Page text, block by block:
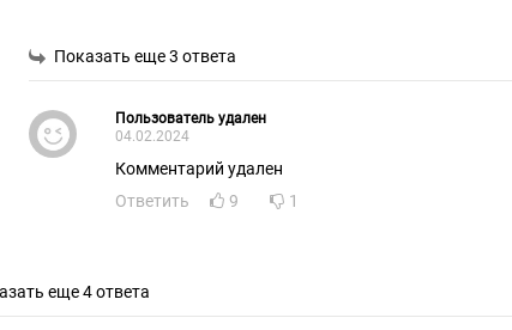
Показать еще 3 ответа
Пользователь удален
04.02.2024
Комментарий удален
Ответить
9 1
еще 4 ответа